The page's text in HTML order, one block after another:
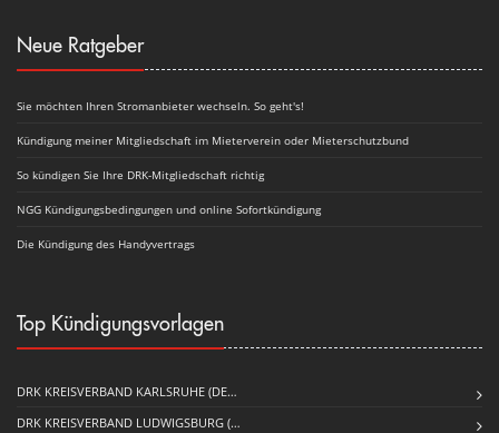
Neue Ratgeber
Sie möchten Ihren Stromanbieter wechseln. So geht's!
Kündigung meiner Mitgliedschaft im Mieterverein oder Mieterschutzbund
So kündigen Sie Ihre DRK-Mitgliedschaft richtig
NGG Kündigungsbedingungen und online Sofortkündigung
Die Kündigung des Handyvertrags
Top Kündigungsvorlagen
DRK KREISVERBAND KARLSRUHE (DE…
DRK KREISVERBAND LUDWIGSBURG (…